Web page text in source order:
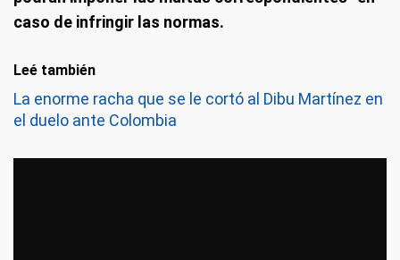
caso de infringir las normas.
Leé también
La enorme racha que se le cortó al Dibu Martínez en
el duelo ante Colombia